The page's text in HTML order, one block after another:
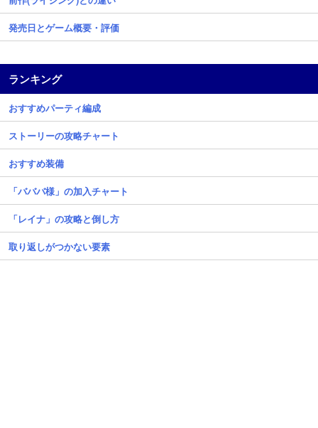
発売日とゲーム概要・評価
ランキング
おすすめパーティ編成
ストーリーの攻略チャート
おすすめ装備
「バババ様」の加入チャート
「レイナ」の攻略と倒し方
取り返しがつかない要素